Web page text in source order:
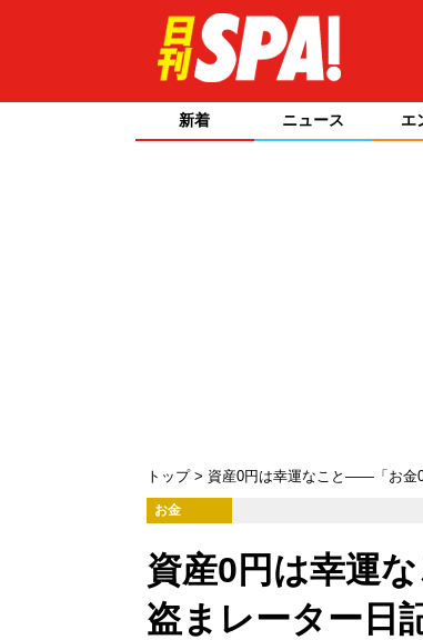
新着 ニュース エ
トップ 資産0円は幸運なこと――「お金
お金
資産0円は幸運
盗まレーター日